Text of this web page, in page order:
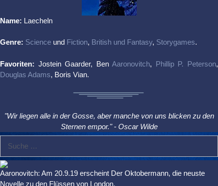
Name: Laecheln
Genre: Science und Fiction, British und Fantasy, Storygames.
Favoriten: Jostein Gaarder, BenAaronovitch, Phillip P. Peterson,
Douglas Adams, Boris Vian.
"Wir liegen alle in der Gosse, aber manche von uns blicken zu den
Sternen empor." - Oscar Wilde
nach:
Aaronovitch: Am 20.9.19 erscheint Der Oktobermann, die neuste
Novelle zu den Flüssen von London.